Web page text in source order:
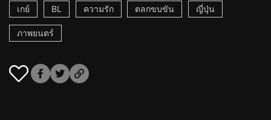
เกย์
BL ความรัก ตลกขบขัน ญี่ปุ่น
ภาพยนตร์